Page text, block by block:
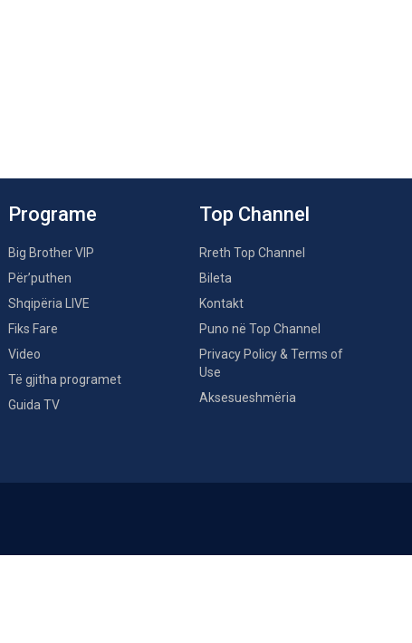
Programe
Big Brother VIP
Për’puthen
Shqipëria LIVE
Fiks Fare
Video
Të gjitha programet
Guida TV
Top Channel
Rreth Top Channel
Bileta
Kontakt
Puno në Top Channel
Privacy Policy & Terms of
Use
Aksesueshmëria